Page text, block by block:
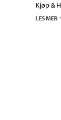
Kjøp &
LES MER